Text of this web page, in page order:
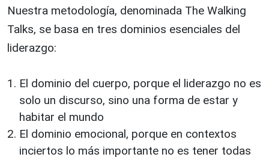
Nuestra metodología, denominada The Walking
Talks, se basa en tres dominios esenciales del
liderazgo:
El dominio del cuerpo, porque el liderazgo no es
solo un discurso, sino una forma de estar y
habitar el mundo
El dominio emocional, porque en contextos
inciertos lo más importante no es tener todas